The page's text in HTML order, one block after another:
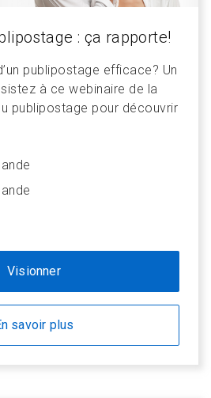
: ça rapporte!
publipostage efficace? Un
à ce webinaire de la
publipostage pour découvrir
Visionner
savoir plus